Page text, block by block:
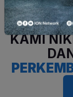
KAMI